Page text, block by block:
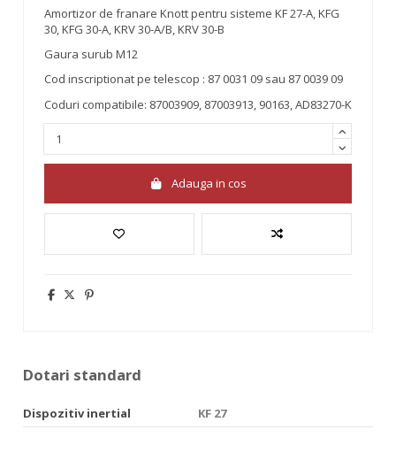
Amortizor de franare Knott pentru sisteme KF 27-A, KFG
30, KFG 30-A, KRV 30-A/B, KRV 30-B
Gaura surub M12
Cod inscriptionat pe telescop : 87 0031 09 sau 87 0039 09
Coduri compatibile: 87003909, 87003913, 90163, AD83270-K
Adauga in cos
Dotari standard
Dispozitiv inertial KF 27